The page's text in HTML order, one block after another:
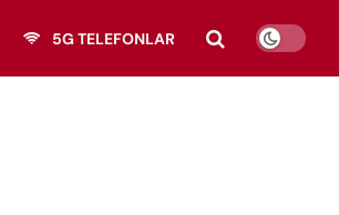
5G TELEFONLAR